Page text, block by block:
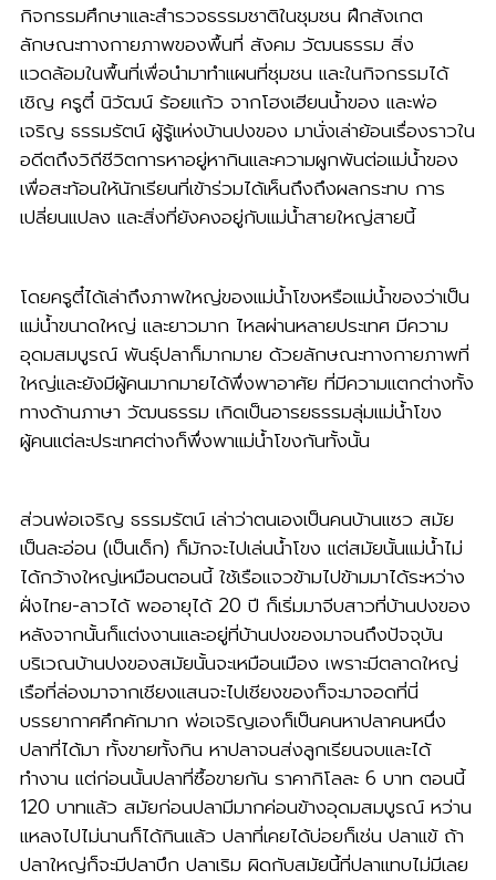
กิจกรรมศึกษาและสำรวจธรรมชาติในชุมชน ฝึกสังเกต
ลักษณะทางกายภาพของพื้นที่ สังคม วัฒนธรรม สิ่ง
แวดล้อมในพื้นที่เพื่อนำมาทำแผนที่ชุมชน และในกิจกรรมได้
เชิญ ครูตี๋ นิวัฒน์ ร้อยแก้ว จากโฮงเฮียนน้ำของ และพ่อ
เจริญ ธรรมรัตน์ ผู้รู้แห่งบ้านปงของ มานั่งเล่าย้อนเรื่องราวใน
อดีตถึงวิถีชีวิตการหาอยู่หากินและความผูกพันต่อแม่น้ำของ
เพื่อสะท้อนให้นักเรียนที่เข้าร่วมได้เห็นถึงถึงผลกระทบ การ
เปลี่ยนแปลง และสิ่งที่ยังคงอยู่กับแม่น้ำสายใหญ่สายนี้
โดยครูตี๋ได้เล่าถึงภาพใหญ่ของแม่น้ำโขงหรือแม่น้ำของว่าเป็น
แม่น้ำขนาดใหญ่ และยาวมาก ไหลผ่านหลายประเทศ มีความ
อุดมสมบูรณ์ พันธุ์ปลาก็มากมาย ด้วยลักษณะทางกายภาพที่
ใหญ่และยังมีผู้คนมากมายได้พึ่งพาอาศัย ที่มีความแตกต่างทั้ง
ทางด้านภาษา วัฒนธรรม เกิดเป็นอารยธรรมลุ่มแม่น้ำโขง
ผู้คนแต่ละประเทศต่างก็พึ่งพาแม่น้ำโขงกันทั้งนั้น
ส่วนพ่อเจริญ ธรรมรัตน์ เล่าว่าตนเองเป็นคนบ้านแซว สมัย
เป็นละอ่อน (เป็นเด็ก) ก็มักจะไปเล่นน้ำโขง แต่สมัยนั้นแม่น้ำไม่
ได้กว้างใหญ่เหมือนตอนนี้ ใช้เรือแจวข้ามไปข้ามมาได้ระหว่าง
ฝั่งไทย-ลาวได้ พออายุได้ 20 ปี ก็เริ่มมาจีบสาวที่บ้านปงของ
หลังจากนั้นก็แต่งงานและอยู่ที่บ้านปงของมาจนถึงปัจจุบัน
บริเวณบ้านปงของสมัยนั้นจะเหมือนเมือง เพราะมีตลาดใหญ่
เรือที่ล่องมาจากเชียงแสนจะไปเชียงของก็จะมาจอดที่นี่
บรรยากาศคึกคักมาก พ่อเจริญเองก็เป็นคนหาปลาคนหนึ่ง
ปลาที่ได้มา ทั้งขายทั้งกิน หาปลาจนส่งลูกเรียนจบและได้
ทำงาน แต่ก่อนนั้นปลาที่ซื้อขายกัน ราคากิโลละ 6 บาท ตอนนี้
120 บาทแล้ว สมัยก่อนปลามีมากค่อนข้างอุดมสมบูรณ์ หว่าน
แหลงไปไม่นานก็ได้กินแล้ว ปลาที่เคยได้บ่อยก็เช่น ปลาแข้ ถ้า
ปลาใหญ่ก็จะมีปลาบึก ปลาเริม ผิดกับสมัยนี้ที่ปลาแทบไม่มีเลย